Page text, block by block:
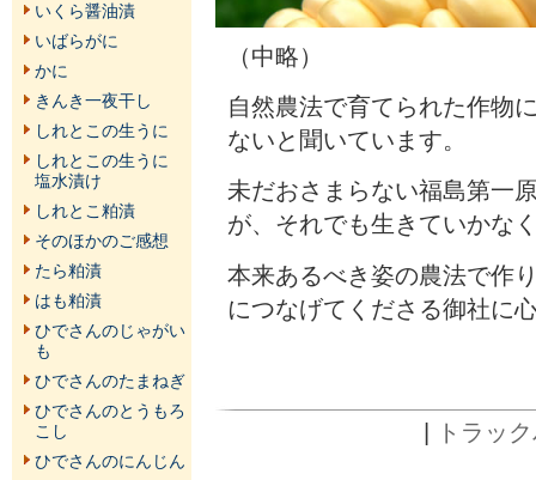
（中略）
自然農法で育てられた作物
ないと聞いています。
未だおさまらない福島第一
が、それでも生きていかな
本来あるべき姿の農法で作
につなげてくださる御社に
| トラッ
いくら醤油漬
いばらがに
かに
きんき一夜干し
しれとこの生うに
しれとこの生うに
塩水漬け
しれとこ粕漬
そのほかのご感想
たら粕漬
はも粕漬
ひでさんのじゃがい
も
ひでさんのたまねぎ
ひでさんのとうもろ
こし
ひでさんのにんじん